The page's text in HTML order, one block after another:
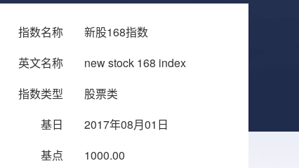
指数名称
新股168指数
英文名称
new stock 168 index
指数类型
股票类
基日
2017年08月01日
基点
1000.00